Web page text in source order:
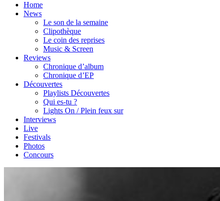
Home
News
Le son de la semaine
Clipothèque
Le coin des reprises
Music & Screen
Reviews
Chronique d’album
Chronique d’EP
Découvertes
Playlists Découvertes
Qui es-tu ?
Lights On / Plein feux sur
Interviews
Live
Festivals
Photos
Concours